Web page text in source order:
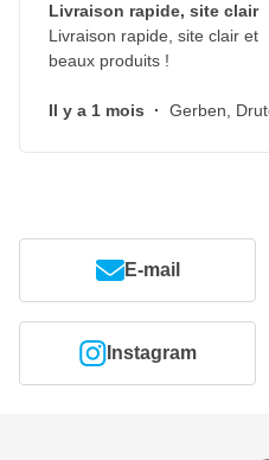
Livraison rapide, site clair
Livraison rapide, site clair et
beaux produits !
Il y a 1 mois · Gerben,
E-mail
Instagram